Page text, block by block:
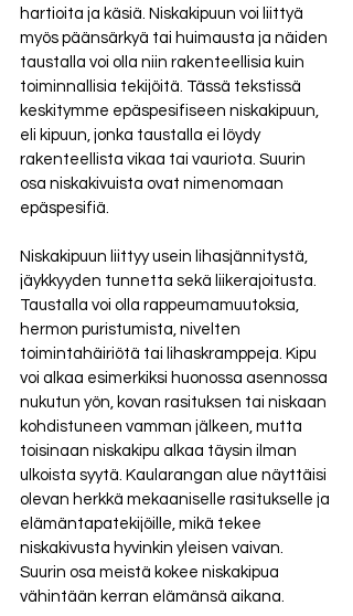
hartioita ja käsiä. Niskakipuun voi liittyä
myös päänsärkyä tai huimausta ja näiden
taustalla voi olla niin rakenteellisia kuin
toiminnallisia tekijöitä. Tässä tekstissä
keskitymme epäspesifiseen niskakipuun,
eli kipuun, jonka taustalla ei löydy
rakenteellista vikaa tai vauriota. Suurin
osa niskakivuista ovat nimenomaan
epäspesifiä.
Niskakipuun liittyy usein lihasjännitystä,
jäykkyyden tunnetta sekä liikerajoitusta.
Taustalla voi olla rappeumamuutoksia,
hermon puristumista, nivelten
toimintahäiriötä tai lihaskramppeja. Kipu
voi alkaa esimerkiksi huonossa asennossa
nukutun yön, kovan rasituksen tai niskaan
kohdistuneen vamman jälkeen, mutta
toisinaan niskakipu alkaa täysin ilman
ulkoista syytä. Kaularangan alue näyttäisi
olevan herkkä mekaaniselle rasitukselle ja
elämäntapatekijöille, mikä tekee
niskakivusta hyvinkin yleisen vaivan.
Suurin osa meistä kokee niskakipua
vähintään kerran elämänsä aikana.